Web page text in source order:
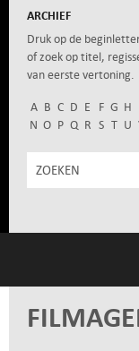
ARCHIEF
Druk op de
of zoek op titel,
van eerste vertoning.
A B C D E F G H
N O P Q R S T U